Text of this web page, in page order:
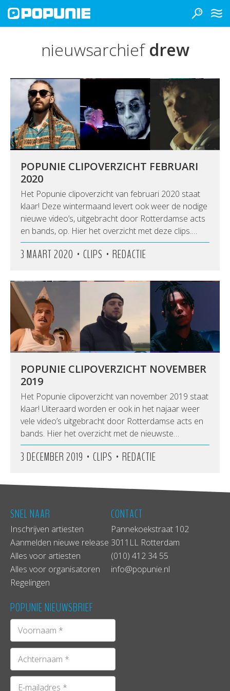
nieuwsarchiefdrew
POPUNIE CLIPOVERZICHT FEBRUARI
2020
Het Popunie clipoverzicht van februari 2020 staat
klaar! Deze wintermaand levert ook weer de nodige
nieuwe video’s, uitgebracht door Rotterdamse acts
en bands, op. Hier het overzicht met deze clips.…
3 MAART 2020 • CLIPS • REDACTIE
POPUNIE CLIPOVERZICHT NOVEMBER
2019
Het Popunie clipoverzicht van november 2019 staat
klaar! Uiteraard worden er ook in het najaar weer
vele video’s uitgebracht door Rotterdamse acts en
bands. Hier het overzicht met de nieuwste…
3 DECEMBER 2019 • CLIPS • REDACTIE
SNEL NAAR
Inschrijven artiesten
Aanmelden nieuwe release
Alles voor artiesten
Alles voor organisatoren
Regelingen
CONTACT
Pannekoekstraat 102
3011LL Rotterdam
(010) 412 34 55
info@popunie.nl
POPUNIE NIEUWSBRIEF